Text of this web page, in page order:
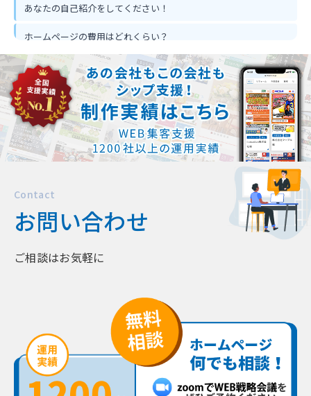
あなたの自己紹介をしてください！
ホームページの費用はどれくらい？
ホームページ作って反響は出るの？
忙しくてもホームページ作成は可能？
Contact
お問い合わせ
ご相談はお気軽に